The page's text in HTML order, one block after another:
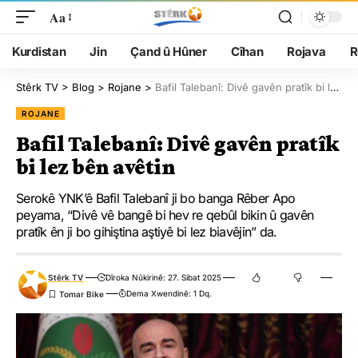
Aa
Kurdistan Jin Çand û Hûner Cîhan Rojava
Stêrk TV > Blog > Rojane > Bafil Talebanî: Divê gavên pratîk bi lez bên avêtin
ROJANE
Bafil Talebanî: Divê gavên pratîk
bi lez bên avêtin
Serokê YNK’ê Bafil Talebanî ji bo banga Rêber Apo
peyama, “Divê vê bangê bi hev re qebûl bikin û gavên
pratîk ên ji bo gihiştina aştiyê bi lez biavêjin” da.
Stêrk TV
Dîroka Nûkirinê: 27. Sibat 2025
Dema Xwendinê: 1 Dq.